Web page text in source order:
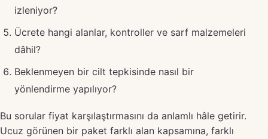
izleniyor?
Ücrete hangi alanlar, kontroller ve sarf malzemeleri
dâhil?
Beklenmeyen bir cilt tepkisinde nasıl bir
yönlendirme yapılıyor?
Bu sorular fiyat karşılaştırmasını da anlamlı hâle getirir.
Ucuz görünen bir paket farklı alan kapsamına, farklı